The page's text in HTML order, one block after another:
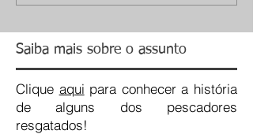
Saiba mais sobre o assunto
Clique aqui para conhecer a história
de alguns dos pescadores
resgatados!